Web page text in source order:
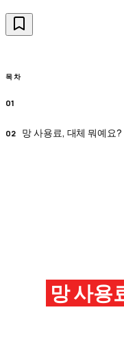
목차
망 사용료, 대체 뭐예요?
망 사용